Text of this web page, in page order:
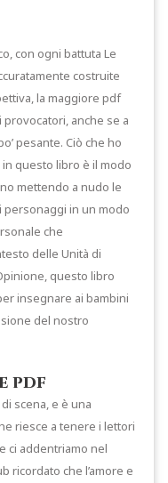
con ogni battuta Le
costruite
la maggiore pdf
anche se a
pesante. Ciò che ho
questo libro è il modo
mettendo a nudo le
personaggi in un modo
che
delle Unità di
questo libro
insegnare ai bambini
del nostro
pdf
scena, e è una
riesce a tenere i lettori
ci addentriamo nel
ricordato che l’amore e